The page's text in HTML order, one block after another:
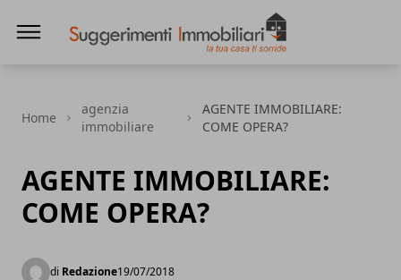
Home
agenzia
immobiliare
AGENTE IMMOBILIARE:
COME OPERA?
AGENTE IMMOBILIARE:
COME OPERA?
di Redazione19/07/2018